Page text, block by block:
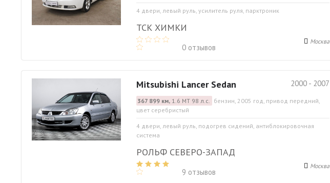
4 двери, левый руль, усилитель руля, парктроник
ТСК ХИМКИ
0 отзывов
Москва
2000 - 2007
Mitsubishi Lancer Sedan
367 899 км,1.6 МТ 98 л.с. бензин, 2005 год, привод передний,
цвет серебристый
4 двери, левый руль, подогрев сидений, антиблокировочная
система
РОЛЬФ СЕВЕРО-ЗАПАД
9 отзывов
Москва